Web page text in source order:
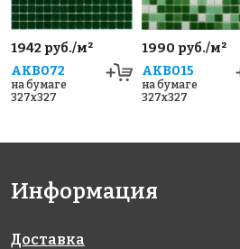
1942 руб./м²
AKB072
на бумаге
327x327
1990 руб./м²
AKB015
на бумаге
327x327
Информация
Доставка